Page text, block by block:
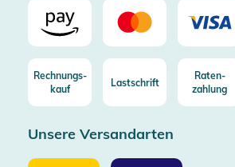
Rechnungs-
kauf
Lastschrift
Raten-
zahlung
Unsere Versandarten